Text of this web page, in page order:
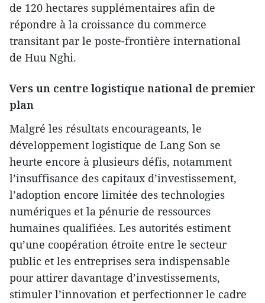
de 120 hectares supplémentaires afin de
répondre à la croissance du commerce
transitant par le poste-frontière international
de Huu Nghi.
Vers un centre logistique national de premier
plan
Malgré les résultats encourageants, le
développement logistique de Lang Son se
heurte encore à plusieurs défis, notamment
l’insuffisance des capitaux d’investissement,
l’adoption encore limitée des technologies
numériques et la pénurie de ressources
humaines qualifiées. Les autorités estiment
qu’une coopération étroite entre le secteur
public et les entreprises sera indispensable
pour attirer davantage d’investissements,
stimuler l’innovation et perfectionner le cadre